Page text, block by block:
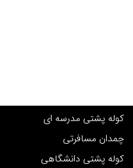
کوله پشتی مدرسه ای
چمدان مسافرتی
کوله پشتی دانشگاهی